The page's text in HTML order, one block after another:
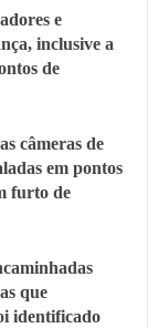
e
inclusive a
de
câmeras de
em pontos
furto de
que
identificado